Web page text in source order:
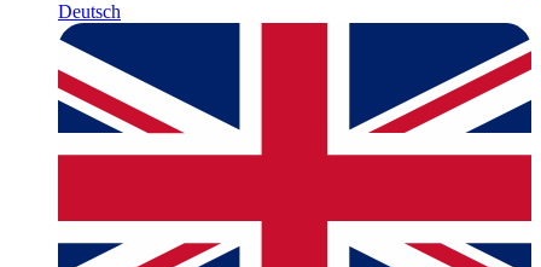
Deutsch